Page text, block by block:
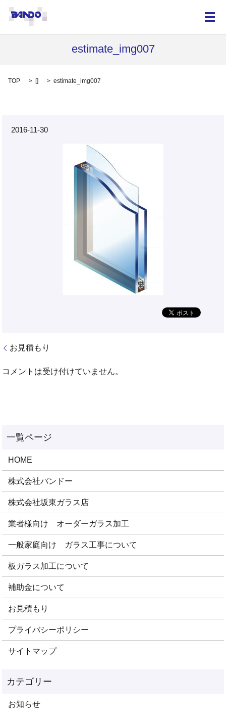
メ
estimate_img007
TOP [] estimate_img007
2016-11-30
お見積もり
コメントは受け付けていません。
HOME
株式会社バンドー
株式会社坂東ガラス店
業者様向け オーダーガラス加工
一般家庭向け ガラス工事について
板ガラス加工について
補助金について
お見積もり
プライバシーポリシー
サイトマップ
お知らせ